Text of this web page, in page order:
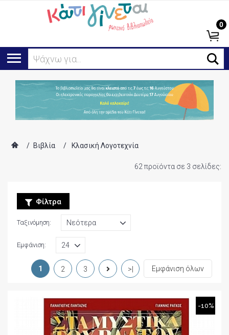
Αναζήτηση...
0
/ Βιβλία / Κλασική Λογοτεχνία
62 προϊόντα σε 3 σελίδες:
Φίλτρα
Ταξινόμηση:
Εμφάνιση:
1 2 3 >| Εμφάνιση όλων
-10%